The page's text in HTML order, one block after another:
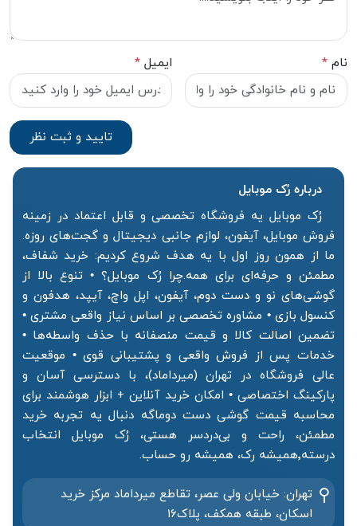
نام * ایمیل *
درباره رُک‌ موبایل
رُک موبایل یه فروشگاه تخصصی و قابل اعتماد در زمینه
فروش موبایل، آیفون، لوازم جانبی دیجیتال و گجت‌های روزه.
ما از همون روز اول با یه هدف شروع کردیم: خرید شفاف،
مطمئن و حرفه‌ای برای همه.چرا رُک موبایل؟ • تنوع بالا از
گوشی‌های نو و دست دوم، آیفون، اپل واچ، آیپد، هدفون و
کنسول بازی • مشاوره تخصصی بر اساس نیاز واقعی مشتری •
تضمین اصالت کالا و قیمت منصفانه با حذف واسطه‌ها •
خدمات پس از فروش واقعی و پشتیبانی قوی • موقعیت
عالی فروشگاه در تهران (میرداماد)، با دسترسی آسان و
پارکینگ اختصاصی • امکان خرید آنلاین + ابزار هوشمند برای
محاسبه قیمت گوشی دست دوماگه دنبال یه تجربه خرید
مطمئن، راحت و بی‌دردسر هستی، رُک موبایل انتخاب
درسته٬همیشه رک، همیشه رو حساب.
تهران: خیابان ولی عصر، تقاطع میرداماد مرکز خرید‌
اسکان، طبقه همکف، پلاک۱۶